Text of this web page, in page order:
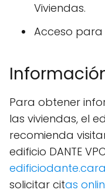
Viviendas.
Acceso para
Para obtener
las viviendas, el
recomienda
edificio DANTE
solicitar citas